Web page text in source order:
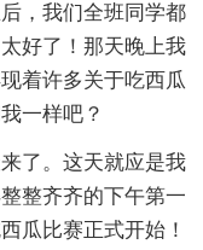
，我们全班同学都
好了！那天晚上我
着许多关于吃西瓜
一样吧？
了。这天就应是我
整齐齐的下午第一
瓜比赛正式开始！